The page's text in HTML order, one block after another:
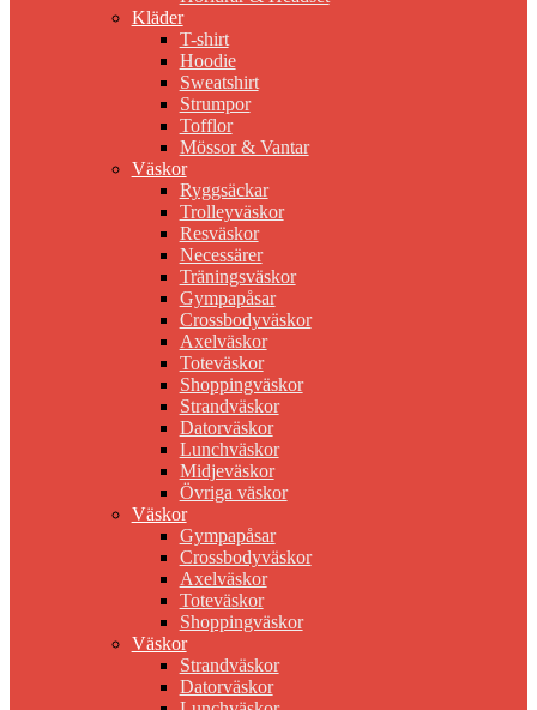
Kläder
T-shirt
Hoodie
Sweatshirt
Strumpor
Tofflor
Mössor & Vantar
Väskor
Ryggsäckar
Trolleyväskor
Resväskor
Necessärer
Träningsväskor
Gympapåsar
Crossbodyväskor
Axelväskor
Toteväskor
Shoppingväskor
Strandväskor
Datorväskor
Lunchväskor
Midjeväskor
Övriga väskor
Väskor
Gympapåsar
Crossbodyväskor
Axelväskor
Toteväskor
Shoppingväskor
Väskor
Strandväskor
Datorväskor